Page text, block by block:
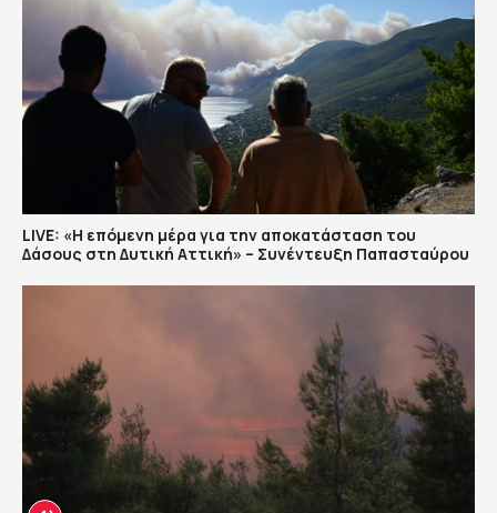
LIVE: «Η επόμενη μέρα για την αποκατάσταση του
Δάσους στη Δυτική Αττική» – Συνέντευξη Παπασταύρου